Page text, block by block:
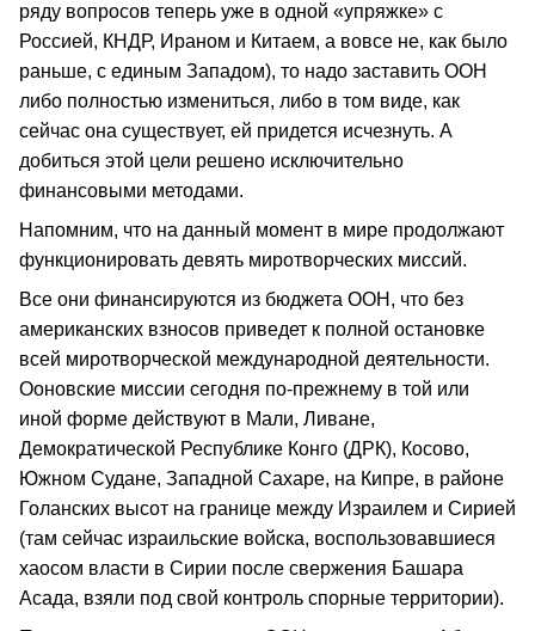
ряду вопросов теперь уже в одной «упряжке» с
Россией, КНДР, Ираном и Китаем, а вовсе не, как было
раньше, с единым Западом), то надо заставить ООН
либо полностью измениться, либо в том виде, как
сейчас она существует, ей придется исчезнуть. А
добиться этой цели решено исключительно
финансовыми методами.
Напомним, что на данный момент в мире продолжают
функционировать девять миротворческих миссий.
Все они финансируются из бюджета ООН, что без
американских взносов приведет к полной остановке
всей миротворческой международной деятельности.
Ооновские миссии сегодня по-прежнему в той или
иной форме действуют в Мали, Ливане,
Демократической Республике Конго (ДРК), Косово,
Южном Судане, Западной Сахаре, на Кипре, в районе
Голанских высот на границе между Израилем и Сирией
(там сейчас израильские войска, воспользовавшиеся
хаосом власти в Сирии после свержения Башара
Асада, взяли под свой контроль спорные территории).